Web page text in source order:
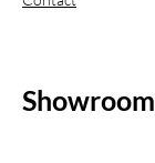
Showroom